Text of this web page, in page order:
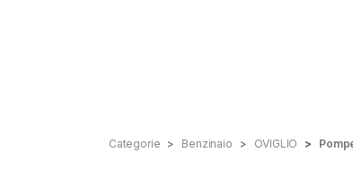
Categorie Benzinaio OVIGLIO